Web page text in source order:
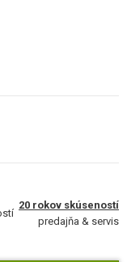
20 rokov skúseností
predajňa & servis